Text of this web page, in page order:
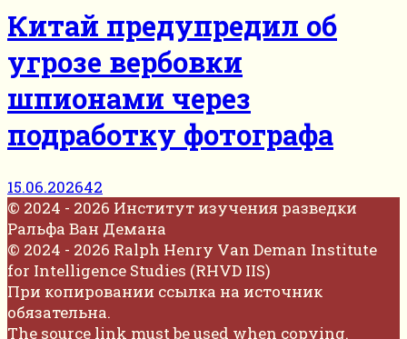
Китай предупредил об
угрозе вербовки
шпионами через
подработку фотографа
15.06.202642
© 2024 - 2026 Институт изучения разведки
Ральфа Ван Демана
© 2024 - 2026 Ralph Henry Van Deman Institute
for Intelligence Studies (RHVD IIS)
При копировании ссылка на источник
обязательна.
The source link must be used when copying.